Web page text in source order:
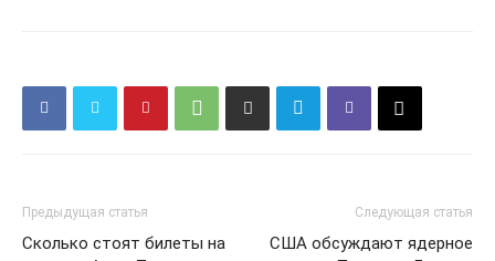
Предыдущая статья
Сколько стоят билеты на
Следующая статья
США обсуждают ядерное